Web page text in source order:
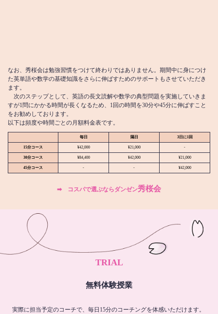
なお、秀桜会は勉強習慣をつけて終わりではありません。期間中に身につけ
た英単語や数学の基礎知識をさらに伸ばすためのサポートもさせていただき
ます。
次のステップとして、英語の長文読解や数学の典型問題を実施していきま
すが1問にかかる時間が長くなるため、1回の時間を30分や45分に伸ばすこと
をお勧めしております。
以下は頻度や時間ごとの月額料金表です。
毎日 隔日 3日に1回
15分コース ¥42,000 ¥21,000 -
30分コース ¥84,400 ¥42,000 ¥21,000
45分コース - - ¥42,000
➡︎ コスパで選ぶならダンゼン秀桜会
TRIAL
無料体験授業
実際に担当予定のコーチで、毎日15分のコーチングを体感いただけます。